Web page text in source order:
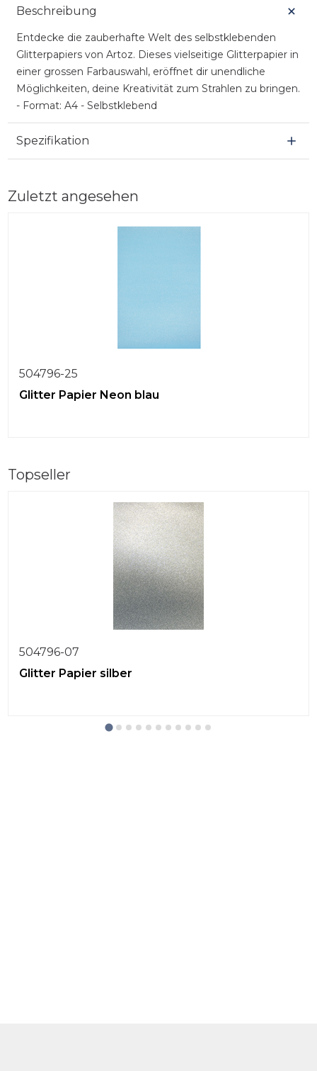
Beschreibung
Entdecke die zauberhafte Welt des selbstklebenden
Glitterpapiers von Artoz. Dieses vielseitige Glitterpapier in
einer grossen Farbauswahl, eröffnet dir unendliche
Möglichkeiten, deine Kreativität zum Strahlen zu bringen.
- Format: A4 - Selbstklebend
Spezifikation
Zuletzt angesehen
504796-25
Glitter Papier Neon blau
Topseller
504796-07
Glitter Papier silber